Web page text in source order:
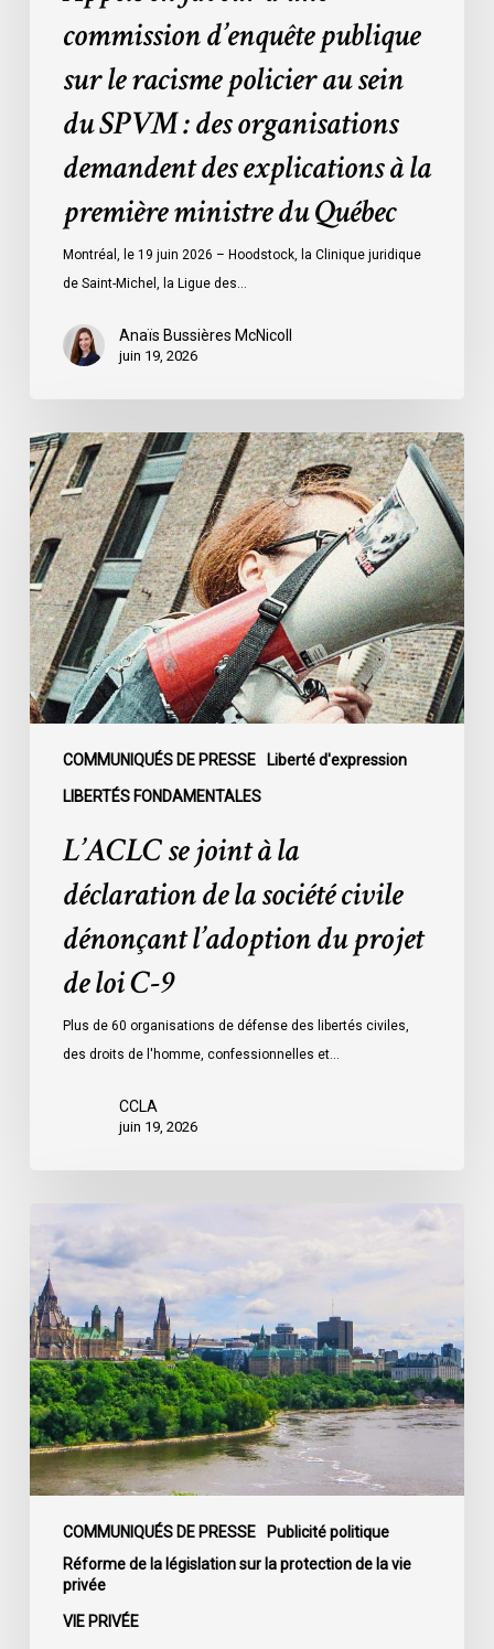
organisations
explications
ministre
Québec
commission d’enquête publique
sur le racisme policier au sein
du SPVM : des organisations
demandent des explications à la
première ministre du Québec
Montréal, le 19 juin 2026 – Hoodstock, la Clinique juridique
de Saint-Michel, la Ligue des…
Anaïs Bussières McNicoll
juin 19, 2026
COMMUNIQUÉS DE PRESSE Liberté d'expression
LIBERTÉS FONDAMENTALES
L’ACLC
se
joint
à
la
déclaration
de
la
société
civile
l’adoption
L’ACLC se joint à la
déclaration de la société civile
dénonçant l’adoption du projet
de loi C-9
Plus de 60 organisations de défense des libertés civiles,
des droits de l'homme, confessionnelles et…
CCLA
juin 19, 2026
COMMUNIQUÉS DE PRESSE
Publicité politique
Réforme de la législation sur la protection de la vie
privée
VIE PRIVÉE
société
civile
appelle
les
dirigeants
politiques
fédéraux
à
soumettre
partis